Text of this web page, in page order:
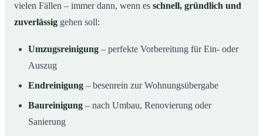
vielen Fällen – immer dann, wenn es schnell, gründlich und
zuverlässig gehen soll:
Umzugsreinigung – perfekte Vorbereitung für Ein- oder
Auszug
Endreinigung – besenrein zur Wohnungsübergabe
Baureinigung – nach Umbau, Renovierung oder
Sanierung